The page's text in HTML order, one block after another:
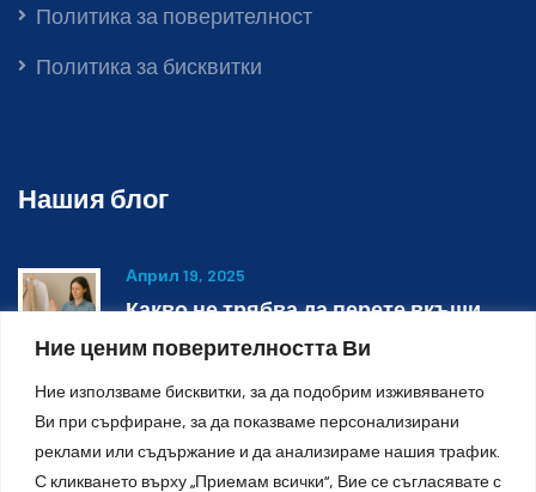
Ние ценим поверителността Ви
Ние използваме бисквитки, за да подобрим изживяването
Ви при сърфиране, за да показваме персонализирани
реклами или съдържание и да анализираме нашия трафик.
С кликването върху „Приемам всички“, Вие се съгласявате с
Политика за поверителност
Политика за бисквитки
Нашия блог
Април 19, 2025
Какво не трябва да перете вкъщи
Октомври 27, 2023
Химическо и мокро почистване